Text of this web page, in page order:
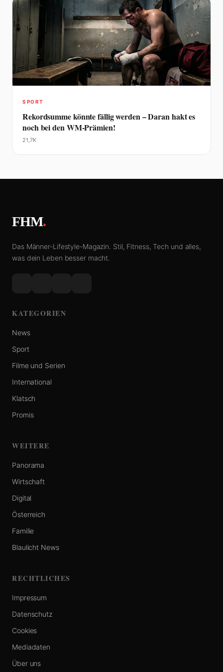
SPORT
Rekordsumme könnte fällig werden – Daran hakt es
noch bei den WM-Prämien!
21,7K
FHM.
Das Männer-Lifestyle-Magazin. Stil, Fitness, Tech und alles,
was dein Leben besser macht.
KATEGORIEN
News
Sport
Filme und Serien
International
Klatsch
Promis
WEITERE
Panorama
Wirtschaft
Digital
Österreich
Familie
Blaulicht News
RECHTLICHES
Impressum
Datenschutz
Cookies
Mediadaten
Über uns